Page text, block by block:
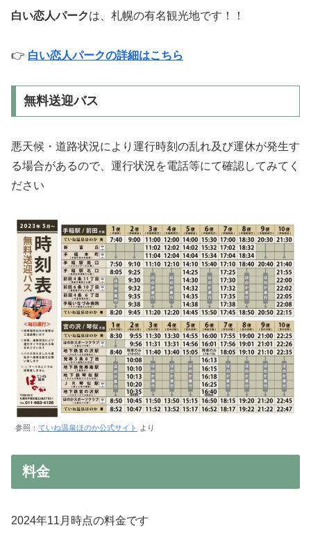
白い恋人パークは、札幌の有名観光地です！！
👉 白い恋人パークの詳細はこちら
無料送迎バス
悪天候・道路状況により運行時刻の乱れ及び運休が発生す
る場合があるので、運行状況を電話等にて確認してみてく
ださい
参照： ていね温泉ほのか公式サイト より
料金
2024年11月時点の料金です